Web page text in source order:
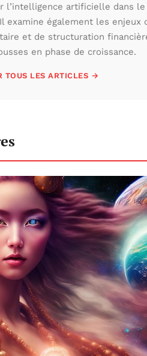
l’intelligence artificielle dans
examine également les enjeux
et de structuration
en phase de croissance.
TOUS LES ARTICLES →